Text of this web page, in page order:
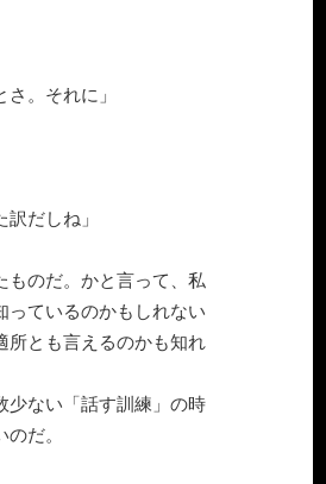
。それに」
だしね」
のだ。かと言って、私
っているのかもしれない
所とも言えるのかも知れ
ない「話す訓練」の時
だ。